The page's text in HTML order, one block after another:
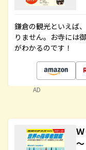
鎌倉の観光といえば
りません。お寺には
がわかるのです！
AD